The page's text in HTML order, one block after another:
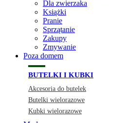
Dla zwierzaka
Książki
Pranie
Sprzątanie
Zakupy
Zmywanie
Poza domem
BUTELKI I KUBKI
Akcesoria do butelek
Butelki wielorazowe
Kubki wielorazowe